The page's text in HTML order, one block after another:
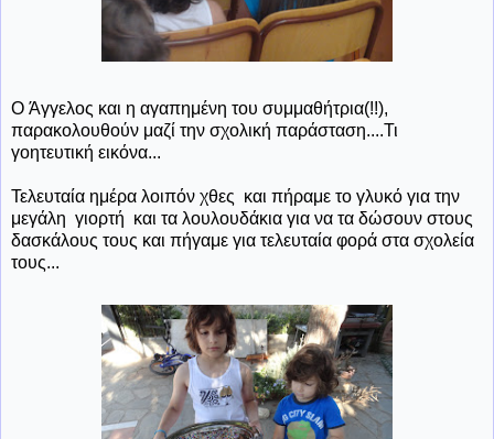
Ο Άγγελος και η αγαπημένη του συμμαθήτρια(!!),
παρακολουθούν μαζί την σχολική παράσταση....Τι
γοητευτική εικόνα...
Τελευταία ημέρα λοιπόν χθες και πήραμε το γλυκό για την
μεγάλη γιορτή και τα λουλουδάκια για να τα δώσουν στους
δασκάλους τους και πήγαμε για τελευταία φορά στα σχολεία
τους...